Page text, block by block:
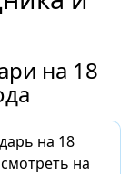
на 18
на 18
на